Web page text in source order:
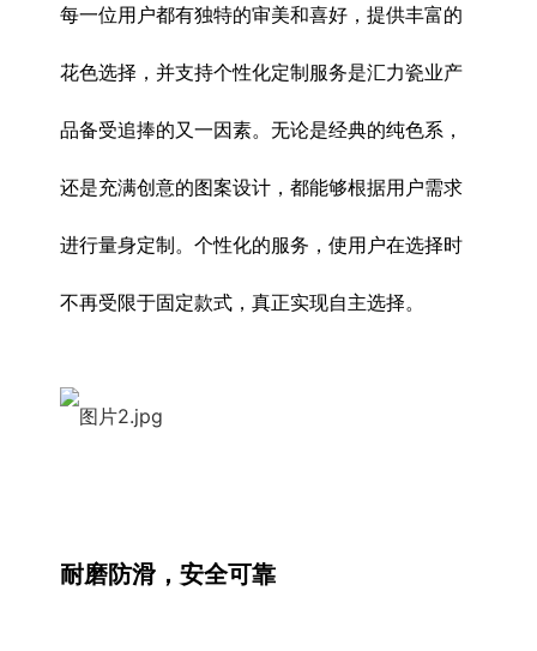
每一位用户都有独特的审美和喜好，提供丰富的
花色选择，并支持个性化定制服务是汇力瓷业产
品备受追捧的又一因素。无论是经典的纯色系，
还是充满创意的图案设计，都能够根据用户需求
进行量身定制。个性化的服务，使用户在选择时
不再受限于固定款式，真正实现自主选择。
耐磨防滑，安全可靠